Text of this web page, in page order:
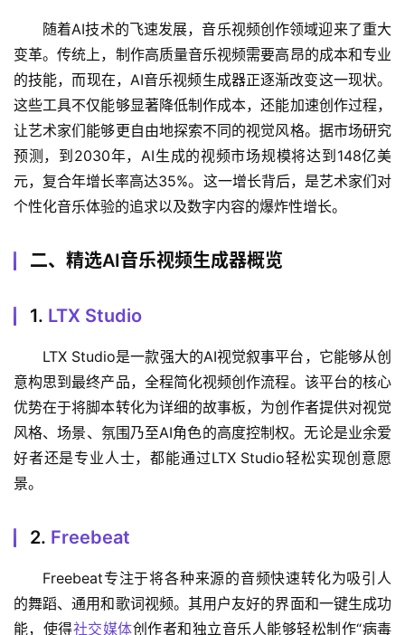
随着AI技术的飞速发展，音乐视频创作领域迎来了重大
变革。传统上，制作高质量音乐视频需要高昂的成本和专业
的技能，而现在，AI音乐视频生成器正逐渐改变这一现状。
这些工具不仅能够显著降低制作成本，还能加速创作过程，
让艺术家们能够更自由地探索不同的视觉风格。据市场研究
预测，到2030年，AI生成的视频市场规模将达到148亿美
元，复合年增长率高达35%。这一增长背后，是艺术家们对
个性化音乐体验的追求以及数字内容的爆炸性增长。
二、精选AI音乐视频生成器概览
1. LTX Studio
LTX Studio是一款强大的AI视觉叙事平台，它能够从创
意构思到最终产品，全程简化视频创作流程。该平台的核心
优势在于将脚本转化为详细的故事板，为创作者提供对视觉
风格、场景、氛围乃至AI角色的高度控制权。无论是业余爱
好者还是专业人士，都能通过LTX Studio轻松实现创意愿
景。
2. Freebeat
Freebeat专注于将各种来源的音频快速转化为吸引人
的舞蹈、通用和歌词视频。其用户友好的界面和一键生成功
能，使得社交媒体创作者和独立音乐人能够轻松制作“病毒